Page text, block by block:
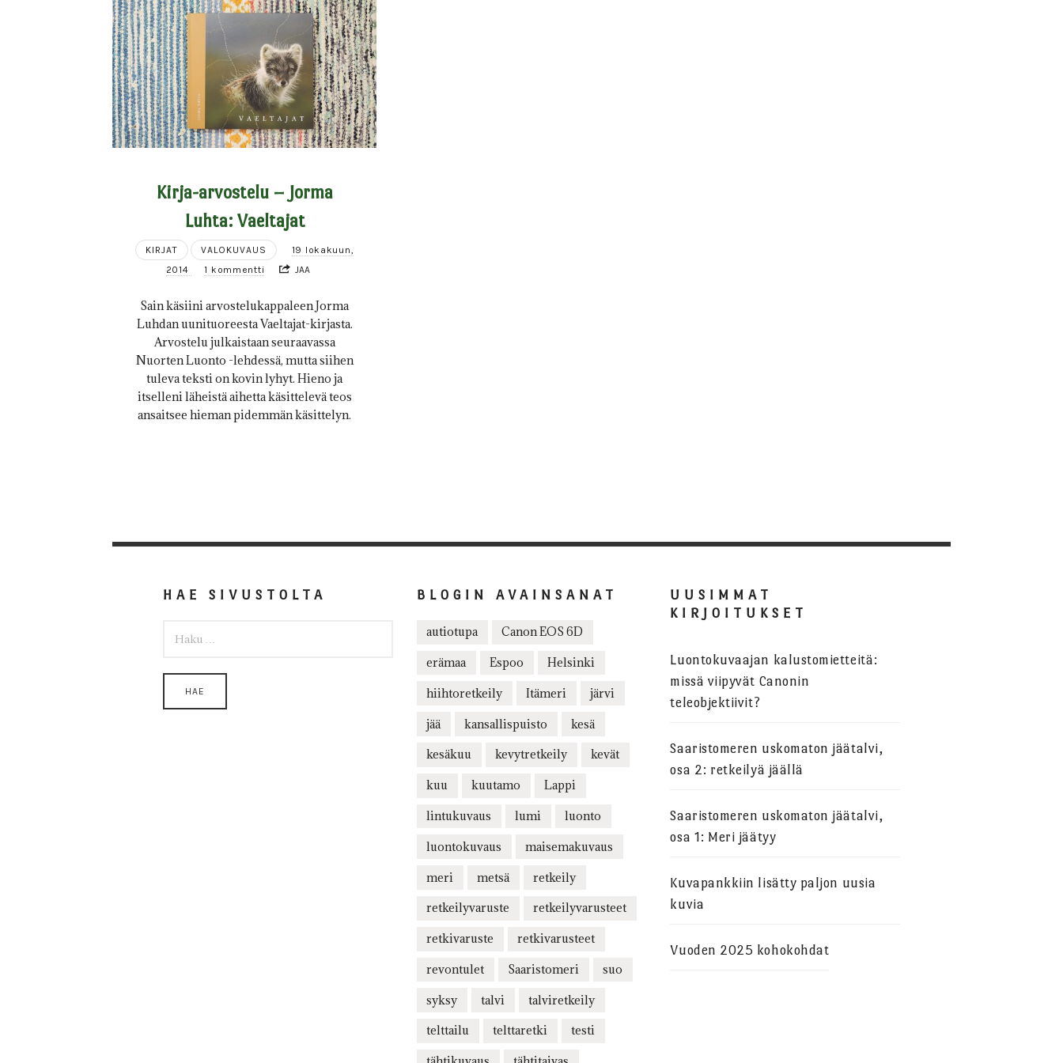
Kirja-arvostelu – Jorma
Luhta: Vaeltajat
KIRJAT VALOKUVAUS
19 lokakuun,
2014
1 kommentti JAA
Sain käsiini arvostelukappaleen Jorma
Luhdan uunituoreesta Vaeltajat-kirjasta.
Arvostelu julkaistaan seuraavassa
Nuorten Luonto -lehdessä, mutta siihen
tuleva teksti on kovin lyhyt. Hieno ja
itselleni läheistä aihetta käsittelevä teos
ansaitsee hieman pidemmän käsittelyn.
HAE SIVUSTOLTA BLOGIN AVAINSANAT
autiotupa Canon EOS 6D
erämaa Espoo Helsinki
hiihtoretkeily Itämeri järvi
jää kansallispuisto kesä
kesäkuu kevytretkeily kevät
kuu kuutamo Lappi
lintukuvaus lumi luonto
luontokuvaus maisemakuvaus
meri metsä retkeily
retkeilyvaruste retkeilyvarusteet
retkivaruste retkivarusteet
revontulet Saaristomeri suo
syksy talvi talviretkeily
telttailu telttaretki testi
UUSIMMAT
KIRJOITUKSET
Luontokuvaajan kalustomietteitä:
missä viipyvät Canonin
teleobjektiivit?
Saaristomeren uskomaton jäätalvi,
osa 2: retkeilyä jäällä
Saaristomeren uskomaton jäätalvi,
osa 1: Meri jäätyy
Kuvapankkiin lisätty paljon uusia
kuvia
Vuoden 2025 kohokohdat